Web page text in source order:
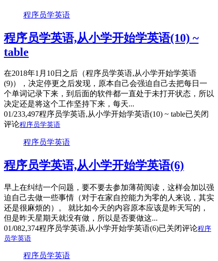
程序员学英语
程序员学英语,从小学开始学英语(10) ~
table
在2018年1月10日之后（程序员学英语,从小学开始学英语
(9)），决定停更之后发现，原本自己会强迫自己去把每日一
个单词记录下来，到后面的软件都一直处于未打开状态，所以
决定还是将这个工作坚持下来，每天...
01/233,497程序员学英语,从小学开始学英语(10) ~ table已关闭
评论程序员学英语
程序员学英语
程序员学英语,从小学开始学英语(6)
早上在纠结一个问题，要不要去参加薄荷阅读，这样会加以强
迫自己去做一些事情（对于在家自控能力为零的人来说，其实
还是很麻烦的）。 就比如今天的内容原本应该是昨天写的，
但是昨天星期天就没有做，所以是否要做这...
01/082,374程序员学英语,从小学开始学英语(6)已关闭评论程序
员学英语
程序员学英语